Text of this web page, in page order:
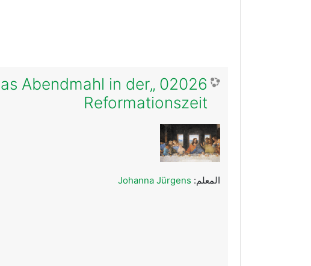
Das Abendmahl in der
Reformationszeit
المعلم: Johanna Jürgens